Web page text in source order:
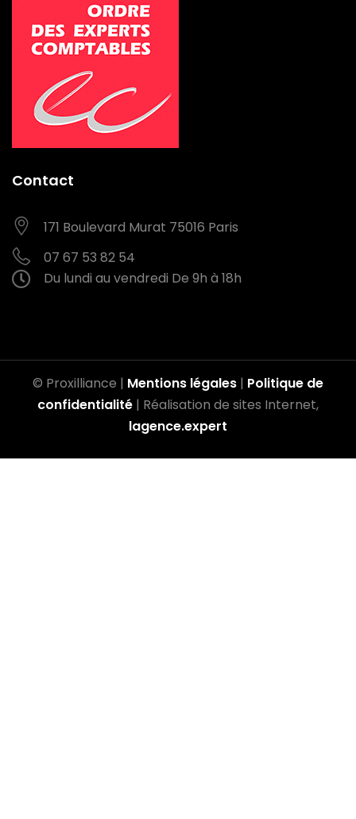
Contact
171 Boulevard Murat 75016 Paris
07 67 53 82 54
Du lundi au vendredi De 9h à 18h
© Proxilliance | Mentions légales | Politique de
confidentialité | Réalisation de sites Internet,
lagence.expert